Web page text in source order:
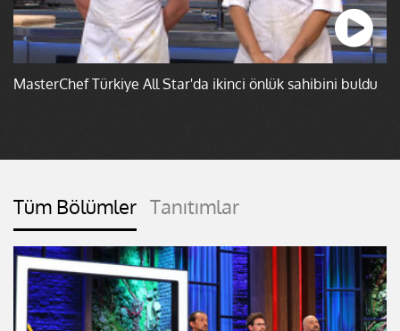
MasterChef Türkiye All Star'da ikinci önlük sahibini buldu
Tüm Bölümler Tanıtımlar